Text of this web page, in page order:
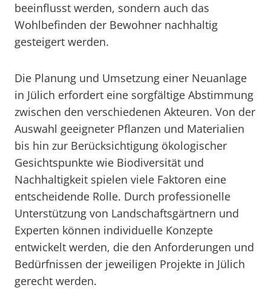
beeinflusst werden, sondern auch das
Wohlbefinden der Bewohner nachhaltig
gesteigert werden.
Die Planung und Umsetzung einer Neuanlage
in Jülich erfordert eine sorgfältige Abstimmung
zwischen den verschiedenen Akteuren. Von der
Auswahl geeigneter Pflanzen und Materialien
bis hin zur Berücksichtigung ökologischer
Gesichtspunkte wie Biodiversität und
Nachhaltigkeit spielen viele Faktoren eine
entscheidende Rolle. Durch professionelle
Unterstützung von Landschaftsgärtnern und
Experten können individuelle Konzepte
entwickelt werden, die den Anforderungen und
Bedürfnissen der jeweiligen Projekte in Jülich
gerecht werden.